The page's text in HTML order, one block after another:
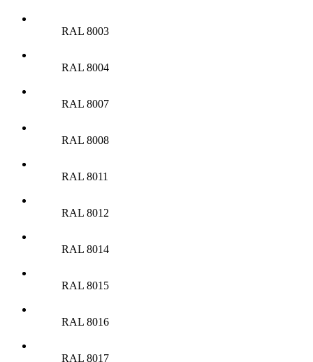
RAL 8003
RAL 8004
RAL 8007
RAL 8008
RAL 8011
RAL 8012
RAL 8014
RAL 8015
RAL 8016
RAL 8017